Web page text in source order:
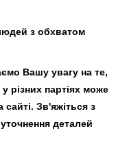
з обхватом
Вашу увагу на те,
різних партіях може
сайті. Зв'яжіться з
деталей